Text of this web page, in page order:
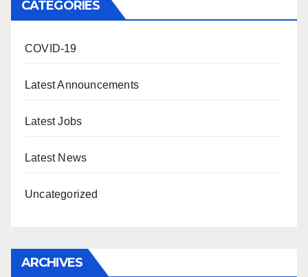
CATEGORIES
COVID-19
Latest Announcements
Latest Jobs
Latest News
Uncategorized
ARCHIVES